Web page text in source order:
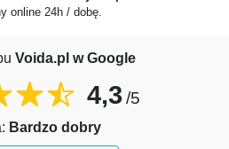
online 24h / dobę.
Voida.pl w Google
4,3 /5
Bardzo dobry